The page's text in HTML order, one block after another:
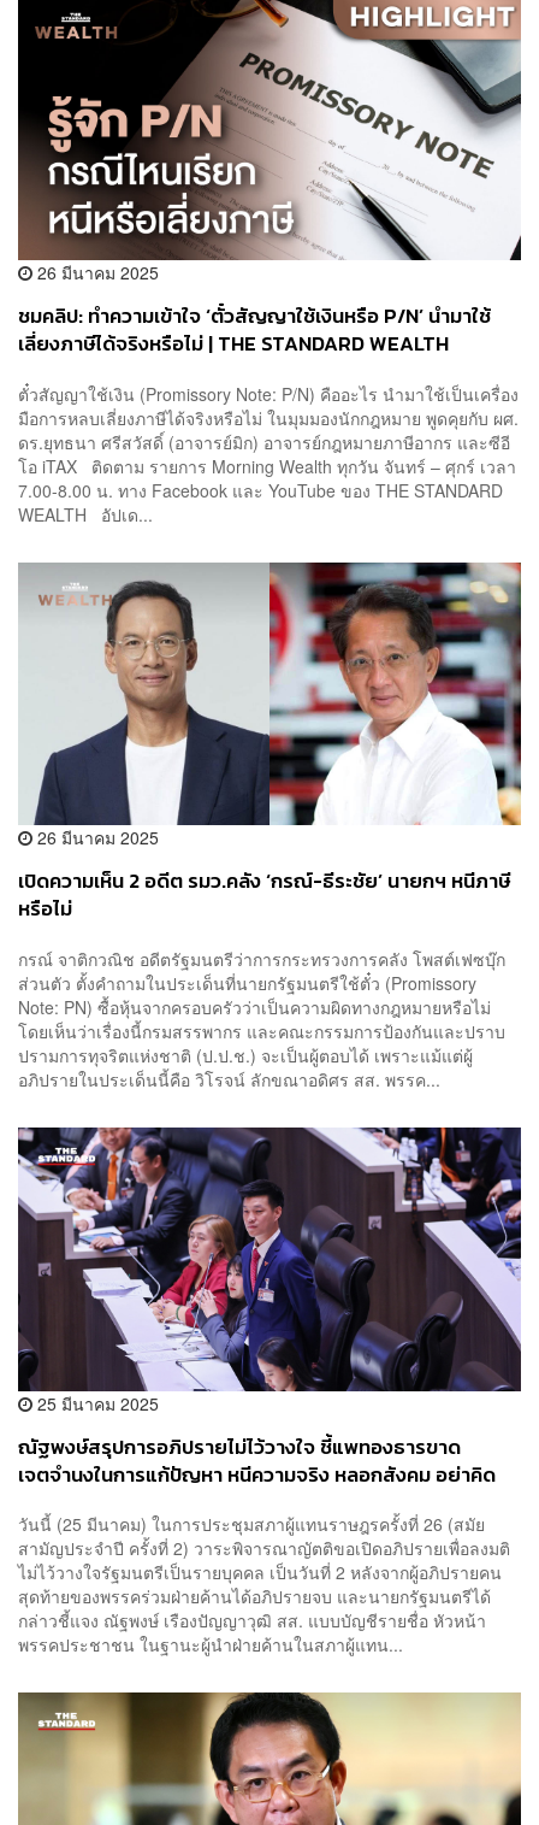
26 มีนาคม 2025
ชมคลิป: ทำความเข้าใจ ‘ตั๋วสัญญาใช้เงินหรือ P/N’ นำมาใช้
เลี่ยงภาษีได้จริงหรือไม่ | THE STANDARD WEALTH
ตั๋วสัญญาใช้เงิน (Promissory Note: P/N) คืออะไร นำมาใช้เป็นเครื่อง
มือการหลบเลี่ยงภาษีได้จริงหรือไม่ ในมุมมองนักกฎหมาย พูดคุยกับ ผศ.
ดร.ยุทธนา ศรีสวัสดิ์ (อาจารย์มิก) อาจารย์กฎหมายภาษีอากร และซีอี
โอ iTAX ติดตาม รายการ Morning Wealth ทุกวัน จันทร์ – ศุกร์ เวลา
7.00-8.00 น. ทาง Facebook และ YouTube ของ THE STANDARD
WEALTH อัปเด...
26 มีนาคม 2025
เปิดความเห็น 2 อดีต รมว.คลัง ‘กรณ์-ธีระชัย’ นายกฯ หนีภาษี
หรือไม่
กรณ์ จาติกวณิช อดีตรัฐมนตรีว่าการกระทรวงการคลัง โพสต์เฟซบุ๊ก
ส่วนตัว ตั้งคำถามในประเด็นที่นายกรัฐมนตรีใช้ตั๋ว (Promissory
Note: PN) ซื้อหุ้นจากครอบครัวว่าเป็นความผิดทางกฎหมายหรือไม่
โดยเห็นว่าเรื่องนี้กรมสรรพากร และคณะกรรมการป้องกันและปราบ
ปรามการทุจริตแห่งชาติ (ป.ป.ช.) จะเป็นผู้ตอบได้ เพราะแม้แต่ผู้
อภิปรายในประเด็นนี้คือ วิโรจน์ ลักขณาอดิศร สส. พรรค...
25 มีนาคม 2025
ณัฐพงษ์สรุปการอภิปรายไม่ไว้วางใจ ชี้แพทองธารขาด
เจตจำนงในการแก้ปัญหา หนีความจริง หลอกสังคม อย่าคิด
วันนี้ (25 มีนาคม) ในการประชุมสภาผู้แทนราษฎรครั้งที่ 26 (สมัย
สามัญประจำปี ครั้งที่ 2) วาระพิจารณาญัตติขอเปิดอภิปรายเพื่อลงมติ
ไม่ไว้วางใจรัฐมนตรีเป็นรายบุคคล เป็นวันที่ 2 หลังจากผู้อภิปรายคน
สุดท้ายของพรรคร่วมฝ่ายค้านได้อภิปรายจบ และนายกรัฐมนตรีได้
กล่าวชี้แจง ณัฐพงษ์ เรืองปัญญาวุฒิ สส. แบบบัญชีรายชื่อ หัวหน้า
พรรคประชาชน ในฐานะผู้นำฝ่ายค้านในสภาผู้แทน...